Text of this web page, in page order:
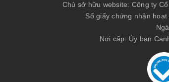
Chủ sở hữu website: Công ty
Số giấy chứng nhận
Nơi cấp: Ủy ban